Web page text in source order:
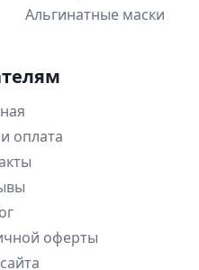
Альгинатные маски
оплата
оферты